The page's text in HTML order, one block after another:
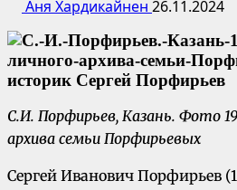
Аня Хардикайнен 26.11.2024
С.И. Порфирьев, Казань. Фото
архива семьи Порфирьевых
Сергей Иванович Порфирьев